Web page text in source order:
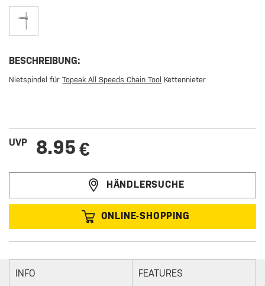
BESCHREIBUNG:
Nietspindel fürTopeak All Speeds Chain Tool Kettennieter
UVP 8.95 €
HÄNDLERSUCHE
ONLINE-SHOPPING
INFO FEATURES